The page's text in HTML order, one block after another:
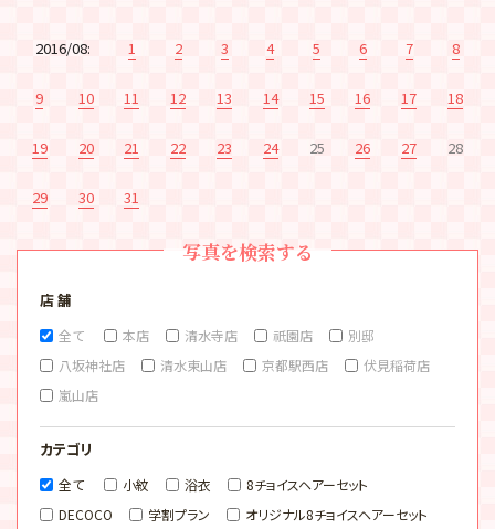
2016/08: 1 2 3 4 5 6 7 8
9 10 11 12 13 14 15 16 17 18
19 20 21 22 23 24 25 26 27 28
29 30 31
写真を検索する
店 舗
全て 本店 清水寺店 祇園店
別邸
八坂神社店
清水東山店 京都駅西店
伏見稲荷店
嵐山店
カテゴリ
全て 小紋 浴衣
8チョイスヘアーセット
DECOCO
学割プラン
オリジナル8チョイスヘアーセット